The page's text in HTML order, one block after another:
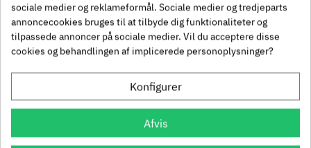
4017060452 45 mm 1,55 Inkl. moms
4017060502
sociale medier og reklameformål. Sociale medier og tredjeparts
annoncecookies bruges til at tilbyde dig funktionaliteter og
tilpassede annoncer på sociale medier. Vil du acceptere disse
cookies og behandlingen af implicerede personoplysninger?
Konfigurer
Afvis